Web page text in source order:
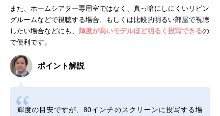
また、ホームシアター専用室ではなく、真っ暗にしにくいリビン
グルームなどで視聴する場合、もしくは比較的明るい部屋で視聴
したい場合などにも、 輝度が高いモデルほど明るく投写できるの
で便利です。
ポイント解説
輝度の目安ですが、80インチのスクリーンに投写する場